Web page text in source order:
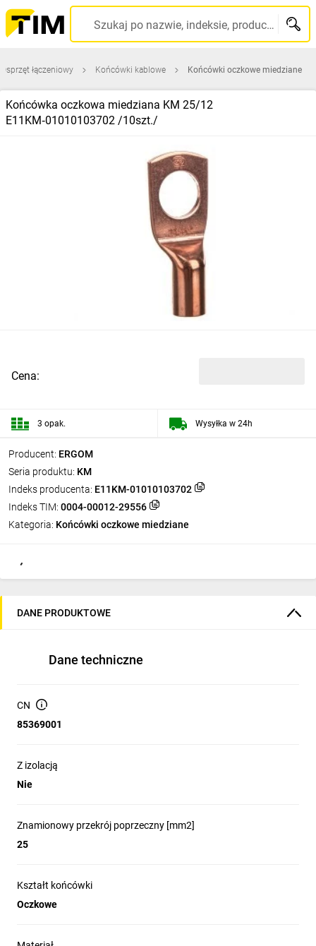
Szukaj po nazwie, indeksie, producencie, kodzie kreskowym...
Osprzęt łączeniowy Końcówki kablowe Końcówki oczkowe miedziane
Końcówka oczkowa miedziana KM 25/12
E11KM‑01010103702 /10szt./
Producent: ERGOM
Seria produktu: KM
Indeks producenta: E11KM-01010103702
Indeks TIM: 0004-00012-29556
Kategoria: Końcówki oczkowe miedziane
Cena:
3 opak. Wysyłka w 24h
DANE PRODUKTOWE
Dane techniczne
CN
85369001
Z izolacją
Nie
Znamionowy przekrój poprzeczny [mm2]
25
Kształt końcówki
Oczkowe